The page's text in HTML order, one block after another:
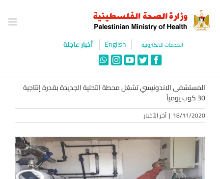
content
الخدمات الالكترونية English أخبار عاجلة
Facebook
Twitter
YouTube
Instagram
WhatsApp
المستشفى الاندونيسي تشغل محطة التحلية الجديدة بقدرة إنتاجية
30 كوب يومياً
18/11/2020
| آخر الأخبار